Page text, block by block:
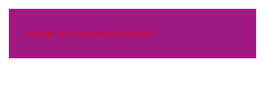
Passer au contenu principal